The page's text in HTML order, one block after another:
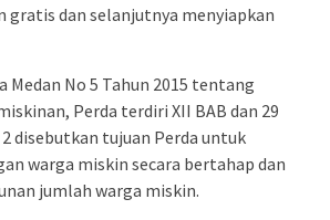
gratis dan selanjutnya menyiapkan
Medan No 5 Tahun 2015 tentang
Perda terdiri XII BAB dan 29
2 disebutkan tujuan Perda untuk
warga miskin secara bertahap dan
jumlah warga miskin.